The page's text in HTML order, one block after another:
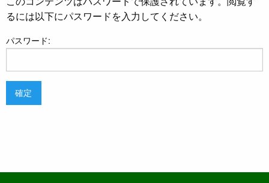
るには以下にパスワードを入力してください。
パスワード: